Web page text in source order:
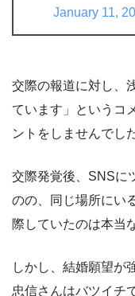
January 11,
交際の報道に対し、
ています」というコ
ントをしませんでし
交際発覚後、SNSに
のの、同じ場所にい
際していたのは本当
しかし、結婚願望が
忠信さんはバツイチ